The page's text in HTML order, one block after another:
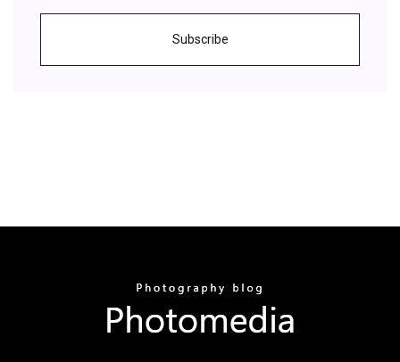
Subscribe